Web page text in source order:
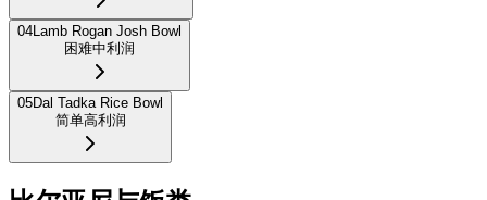
04Lamb Rogan Josh Bowl
困难中利润
05Dal Tadka Rice Bowl
简单高利润